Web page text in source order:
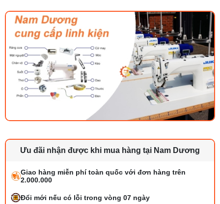
Ưu đãi nhận được khi mua hàng tại Nam Dương
Giao hàng miễn phí toàn quốc với đơn hàng trên
2.000.000
Đổi mới nếu có lỗi trong vòng 07 ngày